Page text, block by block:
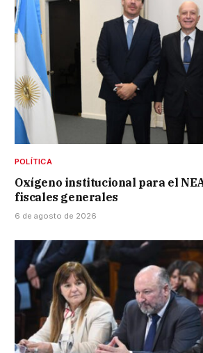
POLÍTICA
Oxígeno institucional para el
fiscales generales
6 de agosto de 2026